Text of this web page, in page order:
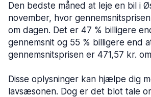
Den bedste måned at leje en bil i
november, hvor
om dagen. Det er 47 % billigere
gennemsnit og 55 % billigere end
gennemsnitsprisen er 471,57 kr.
Disse oplysninger kan hjælpe dig
lavsæsonen. Dog er det blot tale